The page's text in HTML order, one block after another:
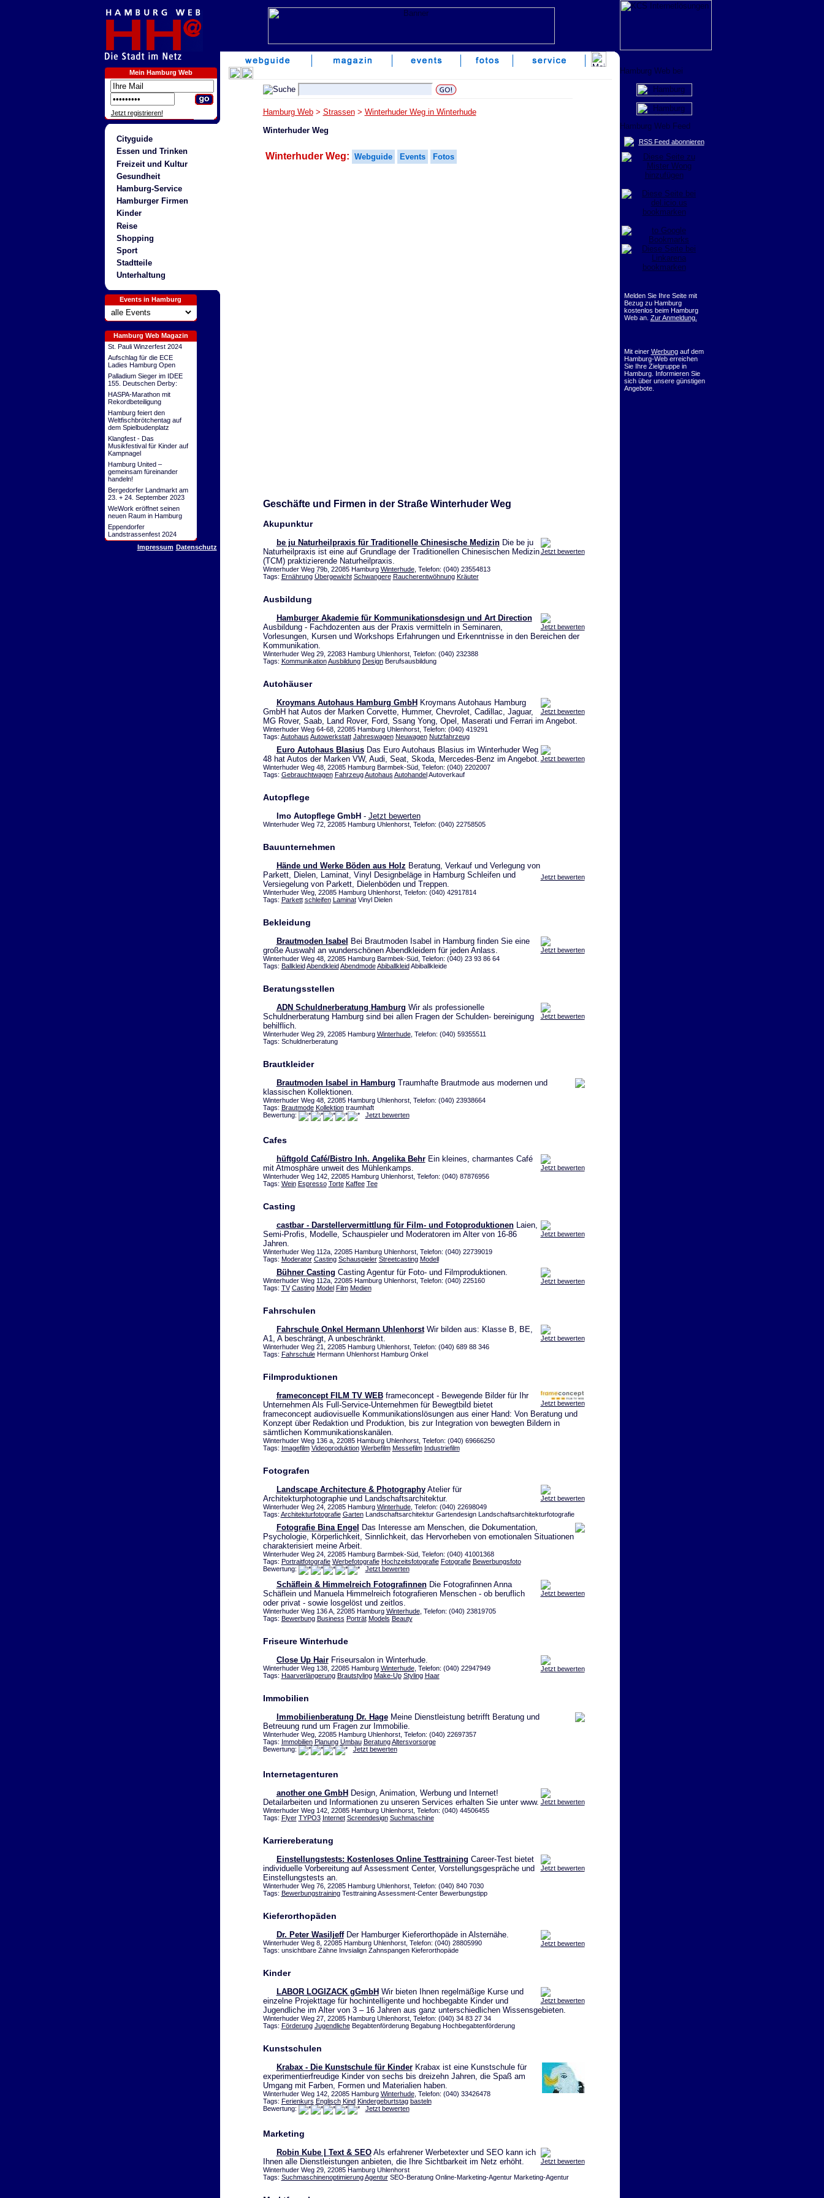
Mein Hamburg Web
Jetzt registrieren!
Cityguide
Essen und Trinken
Freizeit und Kultur
Gesundheit
Hamburg-Service
Hamburger Firmen
Kinder
Reise
Shopping
Sport
Stadtteile
Unterhaltung
Events in Hamburg
Hamburg Web Magazin
St. Pauli Winzerfest 2024
Aufschlag für die ECE
Ladies Hamburg Open
Palladium Sieger im IDEE
155. Deutschen Derby:
HASPA-Marathon mit
Rekordbeteiligung
Hamburg feiert den
Weltfischbrötchentag auf
dem Spielbudenplatz
Klangfest - Das
Musikfestival für Kinder auf
Kampnagel
Hamburg United –
gemeinsam füreinander
handeln!
Bergedorfer Landmarkt am
23. + 24. September 2023
WeWork eröffnet seinen
neuen Raum in Hamburg
Eppendorfer
Landstrassenfest 2024
Impressum Datenschutz
Hamburg Web> Strassen> Winterhuder Weg in Winterhude
Winterhuder Weg
Winterhuder Weg: Webguide Events Fotos
Geschäfte und Firmen in der Straße Winterhuder Weg
Akupunktur
Jetzt bewerten
be ju Naturheilpraxis für Traditionelle Chinesische MedizinDie be ju
Naturheilpraxis ist eine auf Grundlage der Traditionellen Chinesischen Medizin
(TCM) praktizierende Naturheilpraxis.
Winterhuder Weg 79b, 22085 Hamburg Winterhude, Telefon: (040) 23554813
Tags: Ernährung Übergewicht Schwangere Raucherentwöhnung Kräuter
Ausbildung
Jetzt bewerten
Hamburger Akademie für Kommunikationsdesign und Art Direction
Ausbildung - Fachdozenten aus der Praxis vermitteln in Seminaren,
Vorlesungen, Kursen und Workshops Erfahrungen und Erkenntnisse in den Bereichen der
Kommunikation.
Winterhuder Weg 29, 22083 Hamburg Uhlenhorst, Telefon: (040) 232388
Tags: Kommunikation Ausbildung DesignBerufsausbildung
Autohäuser
Jetzt bewerten
Kroymans Autohaus Hamburg GmbH Kroymans Autohaus Hamburg
GmbH hat Autos der Marken Corvette, Hummer, Chevrolet, Cadillac, Jaguar,
MG Rover, Saab, Land Rover, Ford, Ssang Yong, Opel, Maserati und Ferrari im Angebot.
Winterhuder Weg 64-68, 22085 Hamburg Uhlenhorst, Telefon: (040) 419291
Tags: Autohaus Autowerkstatt Jahreswagen Neuwagen Nutzfahrzeug
Jetzt bewerten
Euro Autohaus BlasiusDas Euro Autohaus Blasius im Winterhuder Weg
48 hat Autos der Marken VW, Audi, Seat, Skoda, Mercedes-Benz im Angebot.
Winterhuder Weg 48, 22085 Hamburg Barmbek-Süd, Telefon: (040) 2202007
Tags: Gebrauchtwagen Fahrzeug Autohaus AutohandelAutoverkauf
Autopflege
Imo Autopflege GmbH - Jetzt bewerten
Winterhuder Weg 72, 22085 Hamburg Uhlenhorst, Telefon: (040) 22758505
Bauunternehmen
Jetzt bewerten
Hände und Werke Böden aus Holz Beratung, Verkauf und Verlegung von
Parkett, Dielen, Laminat, Vinyl Designbeläge in Hamburg Schleifen und
Versiegelung von Parkett, Dielenböden und Treppen.
Winterhuder Weg, 22085 Hamburg Uhlenhorst, Telefon: (040) 42917814
Tags: Parkett schleifen LaminatVinyl Dielen
Bekleidung
Jetzt bewerten
Brautmoden Isabel
Bei Brautmoden Isabel in Hamburg finden Sie eine
große Auswahl an wunderschönen Abendkleidern für jeden Anlass.
Winterhuder Weg 48, 22085 Hamburg Barmbek-Süd, Telefon: (040) 23 93 86 64
Tags: Ballkleid Abendkleid Abendmode AbiballkleidAbiballkleide
Beratungsstellen
Jetzt bewerten
ADN Schuldnerberatung Hamburg Wir als professionelle
Schuldnerberatung Hamburg sind bei allen Fragen der Schulden- bereinigung
behilflich.
Winterhuder Weg 29, 22085 Hamburg Winterhude, Telefon: (040) 59355511
Tags: Schuldnerberatung
Brautkleider
Brautmoden Isabel in Hamburg Traumhafte Brautmode aus modernen und
klassischen Kollektionen.
Winterhuder Weg 48, 22085 Hamburg Uhlenhorst, Telefon: (040) 23938664
Tags: Brautmode Kollektiontraumhaft
Bewertung:
Jetzt bewerten
Cafes
Jetzt bewerten
hüftgold Café/Bistro Inh. Angelika BehrEin kleines, charmantes Café
mit Atmosphäre unweit des Mühlenkamps.
Winterhuder Weg 142, 22085 Hamburg Uhlenhorst, Telefon: (040) 87876956
Tags: Wein Espresso Torte Kaffee Tee
Casting
Jetzt bewerten
castbar - Darstellervermittlung für Film- und FotoproduktionenLaien,
Semi-Profis, Modelle, Schauspieler und Moderatoren im Alter von 16-86
Jahren.
Winterhuder Weg 112a, 22085 Hamburg Uhlenhorst, Telefon: (040) 22739019
Tags: Moderator Casting Schauspieler Streetcasting Modell
Jetzt bewerten
Bühner Casting Casting Agentur für Foto- und Filmproduktionen.
Winterhuder Weg 112a, 22085 Hamburg Uhlenhorst, Telefon: (040) 225160
Tags: TV Casting Model Film Medien
Fahrschulen
Jetzt bewerten
Fahrschule Onkel Hermann UhlenhorstWir bilden aus: Klasse B, BE,
A1, A beschrängt, A unbeschränkt.
Winterhuder Weg 21, 22085 Hamburg Uhlenhorst, Telefon: (040) 689 88 346
Tags: FahrschuleHermann Uhlenhorst Hamburg Onkel
Filmproduktionen
Jetzt bewerten
frameconcept FILM TV WEBframeconcept - Bewegende Bilder für Ihr
Unternehmen Als Full-Service-Unternehmen für Bewegtbild bietet
frameconcept audiovisuelle Kommunikationslösungen aus einer Hand: Von Beratung und
Konzept über Redaktion und Produktion, bis zur Integration von bewegten Bildern in
sämtlichen Kommunikationskanälen.
Winterhuder Weg 136 a, 22085 Hamburg Uhlenhorst, Telefon: (040) 69666250
Tags: Imagefilm Videoproduktion Werbefilm Messefilm Industriefilm
Fotografen
Jetzt bewerten
Landscape Architecture & PhotographyAtelier für
Architekturphotographie und Landschaftsarchitektur.
Winterhuder Weg 24, 22085 Hamburg Winterhude, Telefon: (040) 22698049
Tags: Architekturfotografie GartenLandschaftsarchitektur Gartendesign Landschaftsarchitekturfotografie
Fotografie Bina Engel
Das Interesse am Menschen, die Dokumentation,
Psychologie, Körperlichkeit, Sinnlichkeit, das Hervorheben von emotionalen Situationen
charakterisiert meine Arbeit.
Winterhuder Weg 24, 22085 Hamburg Barmbek-Süd, Telefon: (040) 41001368
Tags: Portraitfotografie Werbefotografie Hochzeitsfotografie Fotografie Bewerbungsfoto
Bewertung:
Jetzt bewerten
Jetzt bewerten
Schäflein & Himmelreich FotografinnenDie Fotografinnen Anna
Schäflein und Manuela Himmelreich fotografieren Menschen - ob beruflich
oder privat - sowie losgelöst und zeitlos.
Winterhuder Weg 136 A, 22085 Hamburg Winterhude, Telefon: (040) 23819705
Tags: Bewerbung Business Porträt Models Beauty
Friseure Winterhude
Jetzt bewerten
Close Up HairFriseursalon in Winterhude.
Winterhuder Weg 138, 22085 Hamburg Winterhude, Telefon: (040) 22947949
Tags: Haarverlängerung Brautstyling Make-Up Styling Haar
Immobilien
Immobilienberatung Dr. HageMeine Dienstleistung betrifft Beratung und
Betreuung rund um Fragen zur Immobilie.
Winterhuder Weg, 22085 Hamburg Uhlenhorst, Telefon: (040) 22697357
Tags: Immobilien Planung Umbau Beratung Altersvorsorge
Bewertung:
Jetzt bewerten
Internetagenturen
Jetzt bewerten
another one GmbH Design, Animation, Werbung und Internet!
Detailarbeiten und Informationen zu unseren Services erhalten Sie unter www.
Winterhuder Weg 142, 22085 Hamburg Uhlenhorst, Telefon: (040) 44506455
Tags: Flyer TYPO3 Internet Screendesign Suchmaschine
Karriereberatung
Jetzt bewerten
Einstellungstests: Kostenloses Online Testtraining Career-Test bietet
individuelle Vorbereitung auf Assessment Center, Vorstellungsgespräche und
Einstellungstests an.
Winterhuder Weg 76, 22085 Hamburg Uhlenhorst, Telefon: (040) 840 7030
Tags: BewerbungstrainingTesttraining Assessment-Center Bewerbungstipp
Kieferorthopäden
Jetzt bewerten
Dr. Peter WasiljeffDer Hamburger Kieferorthopäde in Alsternähe.
Winterhuder Weg 8, 22085 Hamburg Uhlenhorst, Telefon: (040) 28805990
Tags: unsichtbare Zähne Invsialign Zahnspangen Kieferorthopäde
Kinder
Jetzt bewerten
LABOR LOGIZACK gGmbH Wir bieten Ihnen regelmäßige Kurse und
einzelne Projekttage für hochintelligente und hochbegabte Kinder und
Jugendliche im Alter von 3 – 16 Jahren aus ganz unterschiedlichen Wissensgebieten.
Winterhuder Weg 27, 22085 Hamburg Uhlenhorst, Telefon: (040) 34 83 27 34
Tags: Förderung JugendlicheBegabtenförderung Begabung Hochbegabtenförderung
Kunstschulen
Krabax - Die Kunstschule für KinderKrabax ist eine Kunstschule für
experimentierfreudige Kinder von sechs bis dreizehn Jahren, die Spaß am
Umgang mit Farben, Formen und Materialien haben.
Winterhuder Weg 142, 22085 Hamburg Winterhude, Telefon: (040) 33426478
Tags: Ferienkurs Englisch Kind Kindergeburtstag basteln
Bewertung:
Jetzt bewerten
Marketing
Jetzt bewerten
Robin Kube | Text & SEOAls erfahrener Werbetexter und SEO kann ich
Ihnen alle Dienstleistungen anbieten, die Ihre Sichtbarkeit im Netz erhöht.
Winterhuder Weg 29, 22085 Hamburg Uhlenhorst
Tags: Suchmaschinenoptimierung AgenturSEO-Beratung Online-Marketing-Agentur Marketing-Agentur
RSS Feed abonnieren
Melden Sie Ihre Seite mit
Bezug zu Hamburg
kostenlos beim Hamburg
Web an. Zur Anmeldung.
Mit einer Werbungauf dem
Hamburg-Web erreichen
Sie Ihre Zielgruppe in
Hamburg. Informieren Sie
sich über unsere günstigen
Angebote.